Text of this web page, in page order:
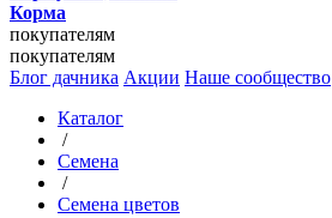
Корма
покупателям
покупателям
Блог дачника Акции Наше сообщество
Каталог
/
Семена
/
Семена цветов